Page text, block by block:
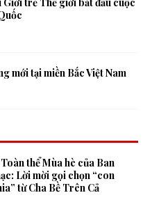
mới tại miền Bắc Việt Nam
thể Mùa hè của Ban
Lời mời gọi chọn “con
từ Cha Bề Trên Cả